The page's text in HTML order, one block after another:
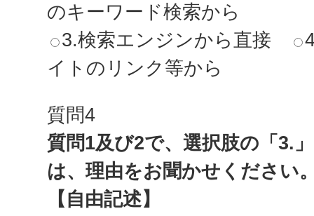
のキーワード検索から
3.検索エンジンから直接
イトのリンク等から
質問4
質問1及び2で、選択肢の「3.
は、理由をお聞かせください
【自由記述】